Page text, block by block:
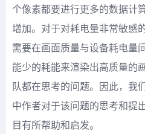
个像素都要进行更多的数据计
增加。对于对耗电量非常敏感
需要在画面质量与设备耗电量
能少的耗能来渲染出高质量的
队都在思考的问题。因此，我
中作者对于该问题的思考和提
目有所帮助和启发。